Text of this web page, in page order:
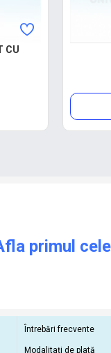
CU
primul
Întrebări frecvente
Modalitați de plată